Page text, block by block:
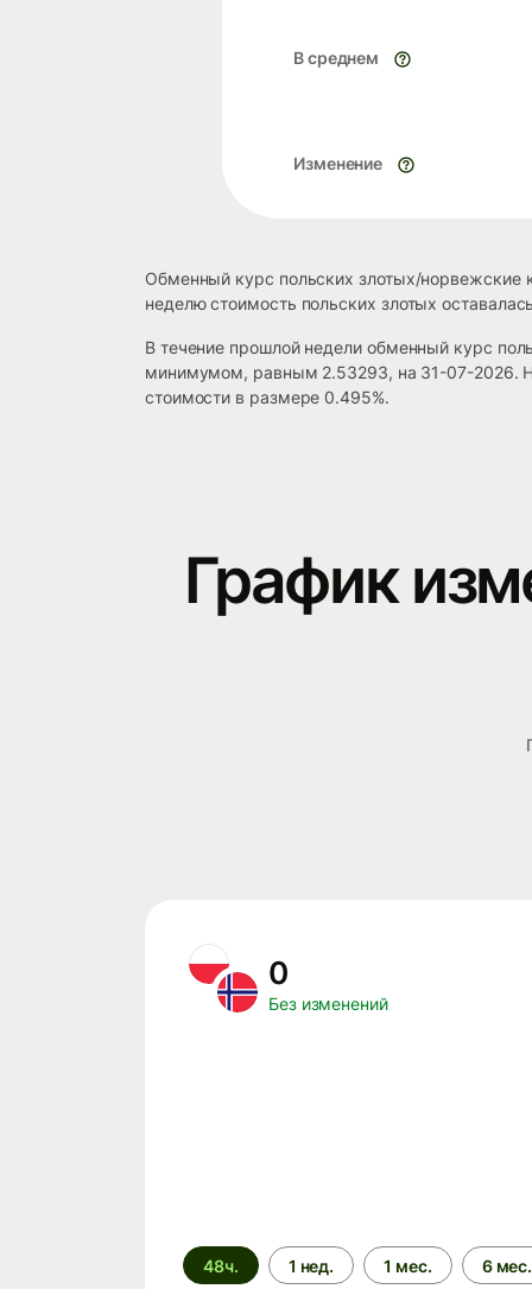
В среднем
Изменение
Обменный курс польских злотых/норвежские
неделю стоимость польских злотых
В течение прошлой недели обменный курс
минимумом, равным 2.53293, на 31-07-2026.
стоимости в размере 0.495%.
График
0
Без изменений
Период
времени
48ч. 1 нед. 1 мес. 6 мес.